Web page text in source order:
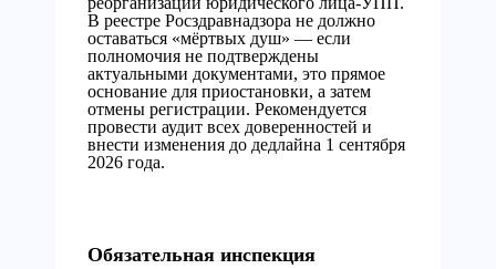
В реестре Росздравнадзора не должно
оставаться «мёртвых душ» — если
полномочия не подтверждены
актуальными документами, это прямое
основание для приостановки, а затем
отмены регистрации. Рекомендуется
провести аудит всех доверенностей и
внести изменения до дедлайна 1 сентября
2026 года.
Обязательная инспекция